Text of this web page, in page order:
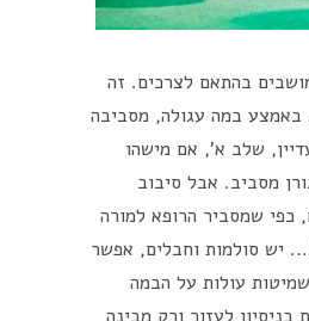
בהתאם לצרכים. זה
באמצע במה עגולה, מסביבה
עדיין, שלב א', אם מישהו
מסביב. אבל סיבוב
כפי שמסביר הרופא למורה
יש סולמות וחבלים, אפשר
עולות על הבמה